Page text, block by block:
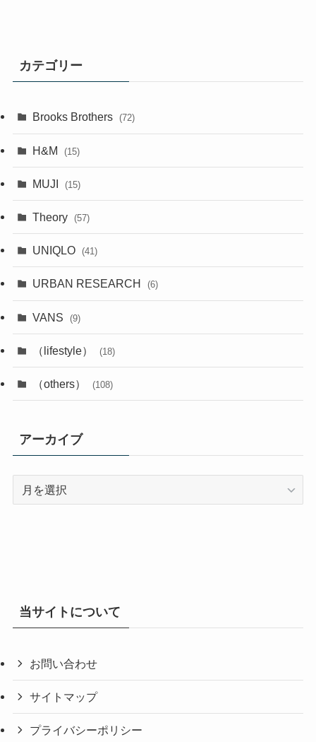
カテゴリー
Brooks Brothers (72)
H&M (15)
MUJI (15)
Theory (57)
UNIQLO (41)
URBAN RESEARCH (6)
VANS (9)
（lifestyle） (18)
（others） (108)
アーカイブ
当サイトについて
お問い合わせ
サイトマップ
プライバシーポリシー